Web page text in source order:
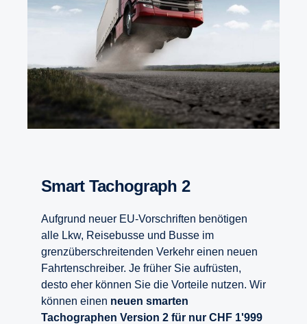
Smart Tachograph 2
Aufgrund neuer EU-Vorschriften benötigen
alle Lkw, Reisebusse und Busse im
grenzüberschreitenden Verkehr einen neuen
Fahrtenschreiber. Je früher Sie aufrüsten,
desto eher können Sie die Vorteile nutzen. Wir
können einen neuen smarten
Tachographen Version 2 für nur CHF 1'999